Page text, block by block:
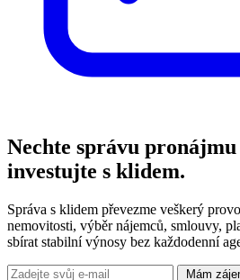
Nechte správu pronájmu
investujte s klidem.
Správa s klidem převezme veškerý
nemovitosti, výběr nájemců, smlouvy,
sbírat stabilní výnosy bez každodenní
Mám